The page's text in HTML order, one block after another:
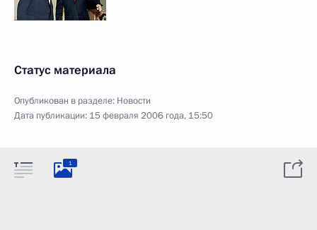
Статус материала
Опубликован в разделе: Новости
Дата публикации: 15 февраля 2006 года, 15:50
1